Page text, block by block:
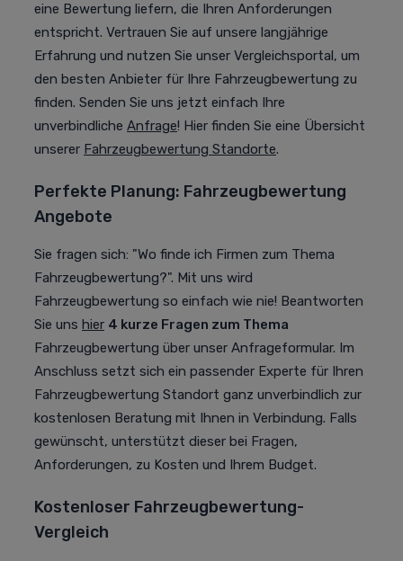
eine Bewertung liefern, die Ihren Anforderungen
entspricht. Vertrauen Sie auf unsere langjährige
Erfahrung und nutzen Sie unser Vergleichsportal, um
den besten Anbieter für Ihre Fahrzeugbewertung zu
finden. Senden Sie uns jetzt einfach Ihre
unverbindliche Anfrage! Hier finden Sie eine Übersicht
unserer Fahrzeugbewertung Standorte.
Perfekte Planung: Fahrzeugbewertung
Angebote
Sie fragen sich: "Wo finde ich Firmen zum Thema
Fahrzeugbewertung?". Mit uns wird
Fahrzeugbewertung so einfach wie nie! Beantworten
Sie uns hier 4 kurze Fragen zum Thema
Fahrzeugbewertung über unser Anfrageformular. Im
Anschluss setzt sich ein passender Experte für Ihren
Fahrzeugbewertung Standort ganz unverbindlich zur
kostenlosen Beratung mit Ihnen in Verbindung. Falls
gewünscht, unterstützt dieser bei Fragen,
Anforderungen, zu Kosten und Ihrem Budget.
Kostenloser Fahrzeugbewertung-
Vergleich